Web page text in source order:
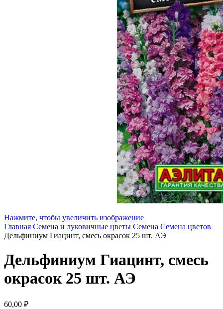
Нажмите, чтобы увеличить изображение
Главная Семена и луковичные цветы Семена Семена цветов
Дельфиниум Гиацинт, смесь окрасок 25 шт. АЭ
Дельфиниум Гиацинт, смесь
окрасок 25 шт. АЭ
60,00 ₽